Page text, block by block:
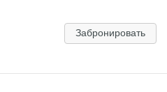
Уточняйте актуальность
Покраска циклорамы - 2000
Забронировать